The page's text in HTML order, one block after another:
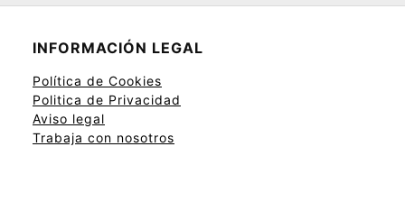
INFORMACIÓN LEGAL
Política de Cookies
Politica de Privacidad
Aviso legal
Trabaja con nosotros